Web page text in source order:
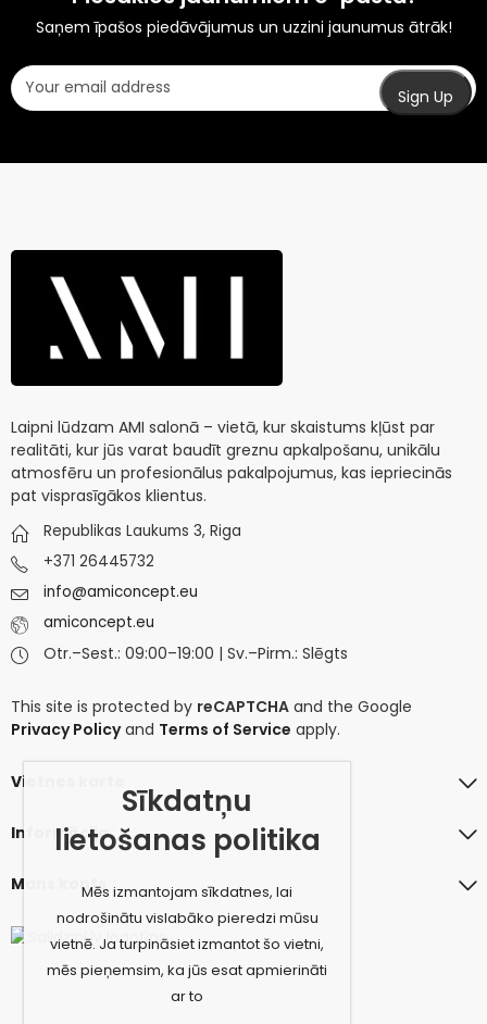
Saņem īpašos piedāvājumus un uzzini jaunumus ātrāk!
Laipni lūdzam AMI salonā – vietā, kur skaistums kļūst par
realitāti, kur jūs varat baudīt greznu apkalpošanu, unikālu
atmosfēru un profesionālus pakalpojumus, kas iepriecinās
pat visprasīgākos klientus.
Republikas Laukums 3, Riga
+371 26445732
info@amiconcept.eu
amiconcept.eu
Otr.–Sest.: 09:00–19:00 | Sv.–Pirm.: Slēgts
This site is protected by reCAPTCHA and the Google
Privacy Policyand Terms of Service apply.
Vietnes karte
Informācija
Mans konts
Sīkdatņu
lietošanas politika
Mēs izmantojam sīkdatnes, lai
nodrošinātu vislabāko pieredzi mūsu
vietnē. Ja turpināsiet izmantot šo vietni,
mēs pieņemsim, ka jūs esat apmierināti
ar to